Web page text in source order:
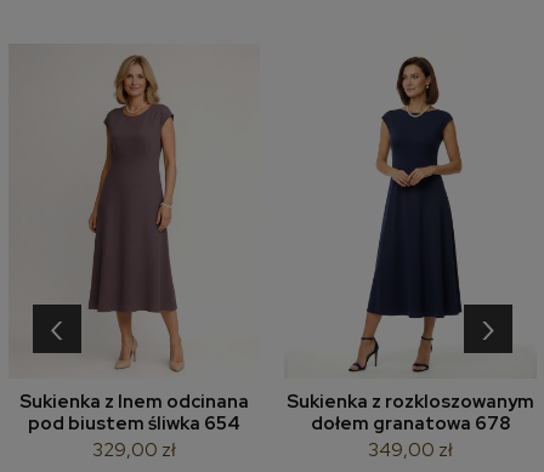
Sukienka z lnem odcinana
pod biustem śliwka 654
329,00 zł
Sukienka z rozkloszowanym
dołem granatowa 678
349,00 zł
‹ ›